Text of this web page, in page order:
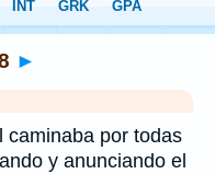
►
caminaba por todas
y anunciando el